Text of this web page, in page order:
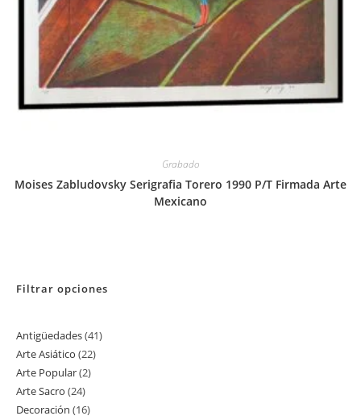
Grabado
Moises Zabludovsky Serigrafia Torero 1990 P/T Firmada Arte
Mexicano
Filtrar opciones
Antigüedades 4141
Arte Asiático 2222
Arte Popular 22
Arte Sacro 2424
productos
Decoración 1616